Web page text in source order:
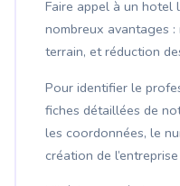
Faire appel à un hotel
nombreux avantages
terrain, et réduction
Pour identifier le
fiches détaillées de
les coordonnées, le
création de